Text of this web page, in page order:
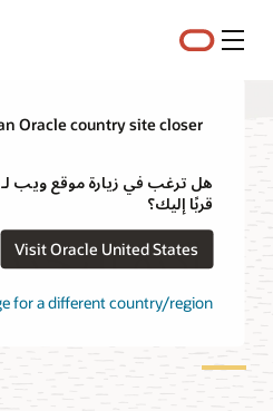
القائمة
Oracle country site closer
قربًا إليك؟
Visit Oracle United States
for a different country/region
الأسئلة
"ذاكرة
الحقيقية"